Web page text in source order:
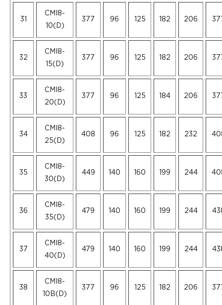
31
CMI8-
10(D)
377 96 125 182 206
32
CMI8-
15(D)
377 96 125 182 206
33
CMI8-
20(D)
377 96 125 184 206
34
CMI8-
25(D)
408 96 125 182 232
35
CMI8-
30(D)
449 140 160 199 244
36
CMI8-
35(D)
479 140 160 199 244
37
CMI8-
40(D)
479 140 160 199 244
38
CMI8-
10B(D)
377 96 125 182 206